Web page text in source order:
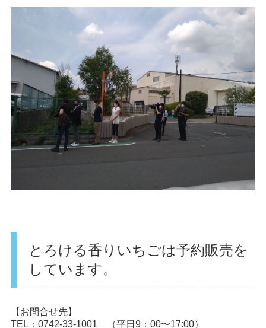
とろける香りいちごは予約販売を
しています。
【お問合せ先】
TEL：0742-33-1001 （平日9：00〜17:00）